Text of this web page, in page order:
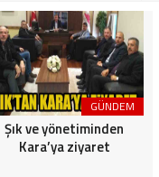
kuvvetidir
havai fişek kazası
GÜNDEM
Şık ve yönetiminden
Kara’ya ziyaret